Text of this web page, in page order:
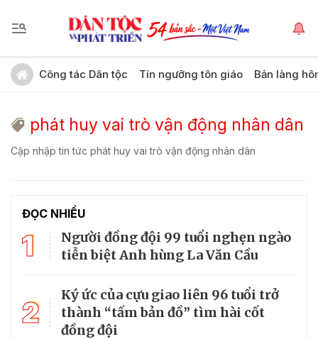
Công tác Dân tộc Tín ngưỡng tôn giáo Bản làng
phát huy vai trò vận động nhân dân
Cập nhập tin tức phát huy vai trò vận động nhân dân
ĐỌC NHIỀU
1
Người đồng đội 99 tuổi nghẹn ngào
tiễn biệt Anh hùng La Văn Cầu
2
Ký ức của cựu giao liên 96 tuổi trở
thành “tấm bản đồ” tìm hài cốt
đồng đội